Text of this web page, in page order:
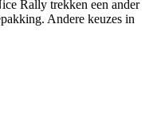
Rally trekken een ander
Andere keuzes in